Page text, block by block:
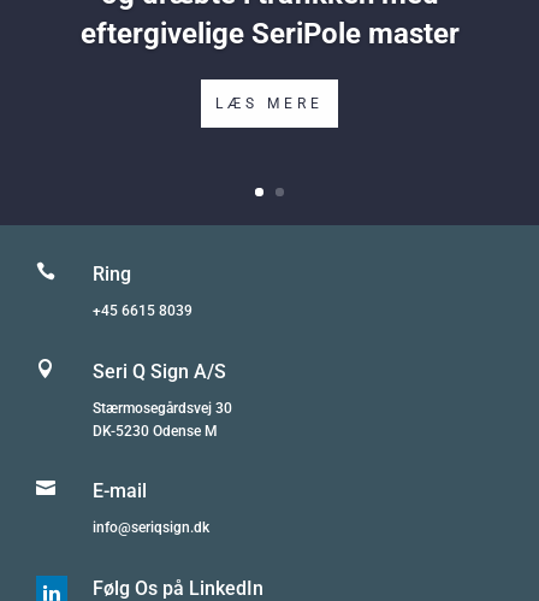
eftergivelige SeriPole master
LÆS MERE
 Ring
+45 6615 8039
 Seri Q Sign A/S
Stærmosegårdsvej 30
DK-5230 Odense M
 E-mail
info@seriqsign.dk
 Følg Os på LinkedIn